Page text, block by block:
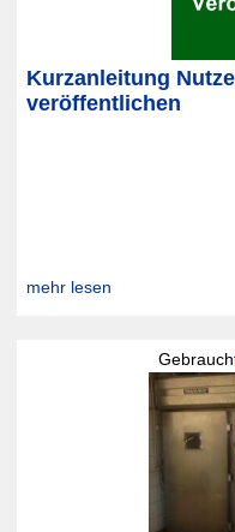
Kurzanleitung
veröffentlichen
mehr lesen